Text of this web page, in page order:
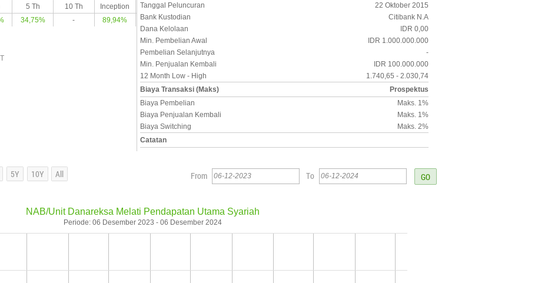
5 Th 10 Th
Inception
34,75% - 89,94%
Tanggal Peluncuran
22 Oktober 2015
Bank Kustodian
Citibank N.A
Dana Kelolaan
IDR 0,00
Min. Pembelian Awal
IDR 1.000.000.000
Pembelian Selanjutnya
-
Min. Penjualan Kembali
IDR 100.000.000
12 Month Low - High
1.740,65 - 2.030,74
Biaya Transaksi (Maks)
Prospektus
Biaya Pembelian
Maks. 1%
Biaya Penjualan Kembali
Maks. 1%
Biaya Switching
Maks. 2%
Catatan
From To
NAB/Unit Danareksa Melati Pendapatan Utama Syariah
Periode: 06 Desember 2023 - 06 Desember 2024